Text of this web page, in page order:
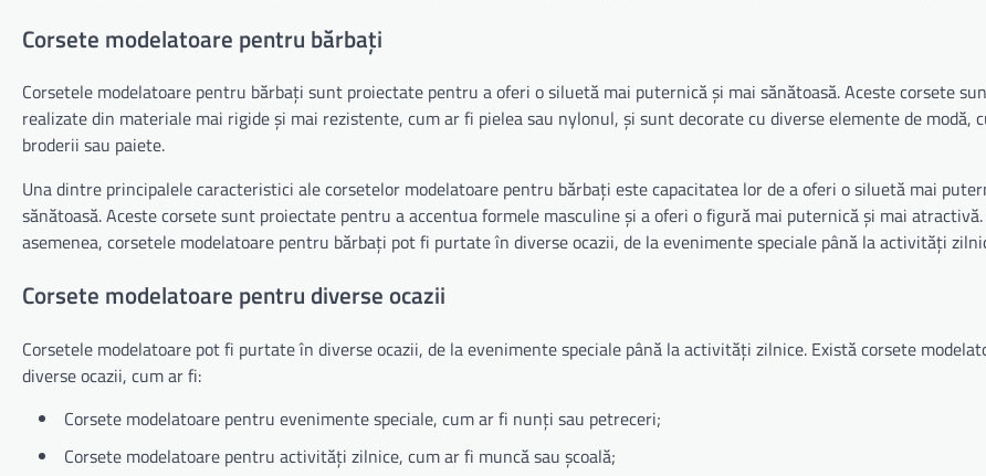
Corsete modelatoare pentru bărbați
Corsetele modelatoare pentru bărbați sunt proiectate pentru a oferi o siluetă mai puternică și mai sănătoasă. Aceste corsete
realizate din materiale mai rigide și mai rezistente, cum ar fi pielea sau nylonul, și sunt decorate cu diverse elemente de modă,
broderii sau paiete.
Una dintre principalele caracteristici ale corsetelor modelatoare pentru bărbați este capacitatea lor de a oferi o siluetă mai
sănătoasă. Aceste corsete sunt proiectate pentru a accentua formele masculine și a oferi o figură mai puternică și mai atractivă.
asemenea, corsetele modelatoare pentru bărbați pot fi purtate în diverse ocazii, de la evenimente speciale până la activități
Corsete modelatoare pentru diverse ocazii
Corsetele modelatoare pot fi purtate în diverse ocazii, de la evenimente speciale până la activități zilnice. Există corsete
diverse ocazii, cum ar fi:
Corsete modelatoare pentru evenimente speciale, cum ar fi nunți sau petreceri;
Corsete modelatoare pentru activități zilnice, cum ar fi muncă sau școală;